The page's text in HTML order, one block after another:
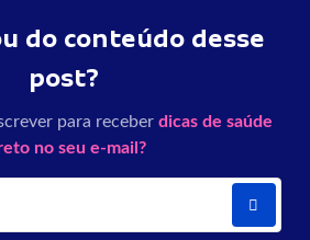
do conteúdo desse
post?
para receber dicas de saúde
no seu e-mail?